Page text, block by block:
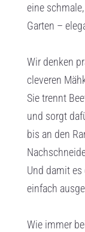
eine
Garten –
Wir denken
cleveren
Sie trennt
und sorgt
bis an den
Und damit
einfach
Wie immer